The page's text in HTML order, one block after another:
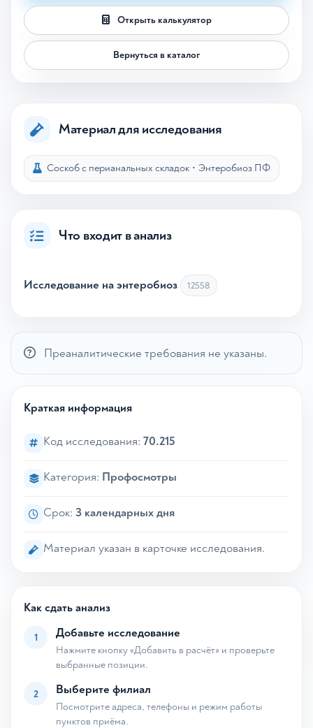
Открыть калькулятор
Вернуться в каталог
Материал для исследования
Соскоб с перианальных складок • Энтеробиоз ПФ
Что входит в анализ
Исследoвание на энтеробиоз 12558
Преаналитические требования не указаны.
Краткая информация
Код исследования: 70.215
Категория: Профосмотры
Срок: 3 календарных дня
Материал указан в карточке исследования.
Как сдать анализ
1 Добавьте исследование
Нажмите кнопку «Добавить в расчёт» и проверьте
выбранные позиции.
2 Выберите филиал
Посмотрите адреса, телефоны и режим работы
пунктов приёма.